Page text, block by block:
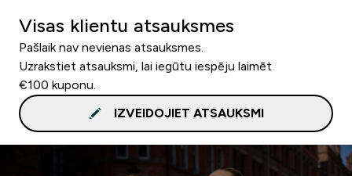
Visas klientu atsauksmes
Pašlaik nav nevienas atsauksmes.
Uzrakstiet atsauksmi, lai iegūtu iespēju laimēt
€100 kuponu.
IZVEIDOJIET ATSAUKSMI